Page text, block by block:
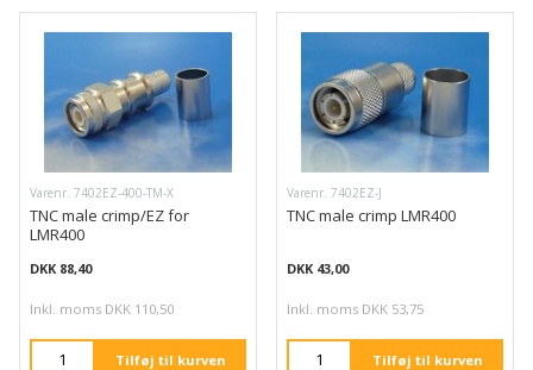
Varenr. 7402EZ-400-TM-X
TNC male crimp/EZ for
LMR400
DKK 88,40
Inkl. moms DKK 110,50
Tilføj til kurven
Varenr. 7402EZ-J
TNC male crimp LMR400
DKK 43,00
Inkl. moms DKK 53,75
Tilføj til kurven